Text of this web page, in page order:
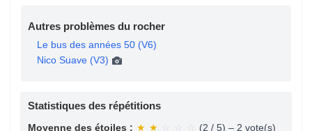
Autres problèmes du rocher
Le bus des années 50 (V6)
Nico Suave (V3)
Statistiques des répétitions
Moyenne des étoiles : ★ ★
(2 / 5) – 2 vote(s)